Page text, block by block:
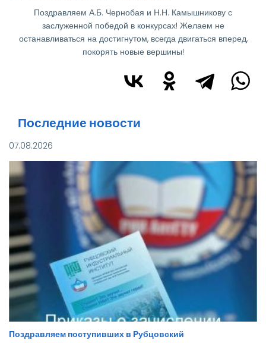
Поздравляем А.Б. Чернобая и Н.Н. Камышникову с
заслуженной победой в конкурсах! Желаем не
останавливаться на достигнутом, всегда двигаться вперед,
покорять новые вершины!
Последние новости
07.08.2026
Поздравляем поступивших в Рубцовский